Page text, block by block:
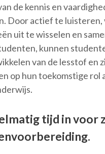
de kennis en
Door actief te luisteren,
uit te wisselen en
kunnen
van de lesstof en
op hun toekomstige rol
tijd in voor